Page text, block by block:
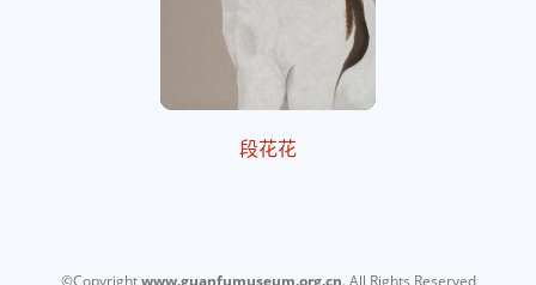
段花花